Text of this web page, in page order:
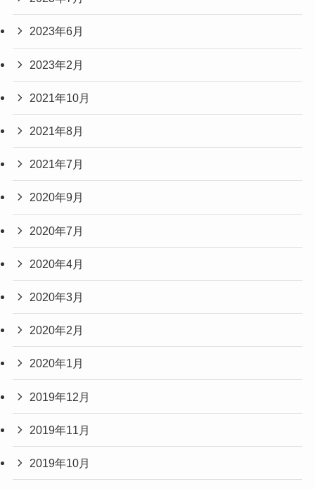
2023年6月
2023年2月
2021年10月
2021年8月
2021年7月
2020年9月
2020年7月
2020年4月
2020年3月
2020年2月
2020年1月
2019年12月
2019年11月
2019年10月